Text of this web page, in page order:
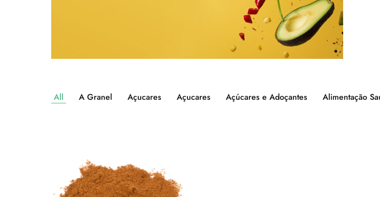
All A Granel Açucares Açucares Açúcares e Adoçantes Alimentação